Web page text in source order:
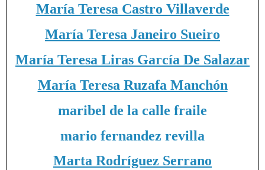
María Teresa Castro Villaverde
María Teresa Janeiro Sueiro
María Teresa Liras García De Salazar
María Teresa Ruzafa Manchón
maribel de la calle fraile
mario fernandez revilla
Marta Rodríguez Serrano